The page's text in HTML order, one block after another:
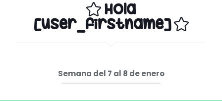
Hola
[user_firstname]
Semana del 7 al 8 de enero